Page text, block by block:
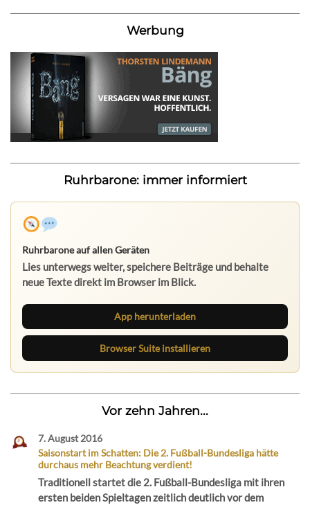
Werbung
Ruhrbarone: immer informiert
Ruhrbarone auf allen Geräten
Lies unterwegs weiter, speichere Beiträge und behalte
neue Texte direkt im Browser im Blick.
App herunterladen
Browser Suite installieren
Vor zehn Jahren...
7. August 2016
Saisonstart im Schatten: Die 2. Fußball-Bundesliga hätte
durchaus mehr Beachtung verdient!
Traditionell startet die 2. Fußball-Bundesliga mit ihren
ersten beiden Spieltagen zeitlich deutlich vor dem